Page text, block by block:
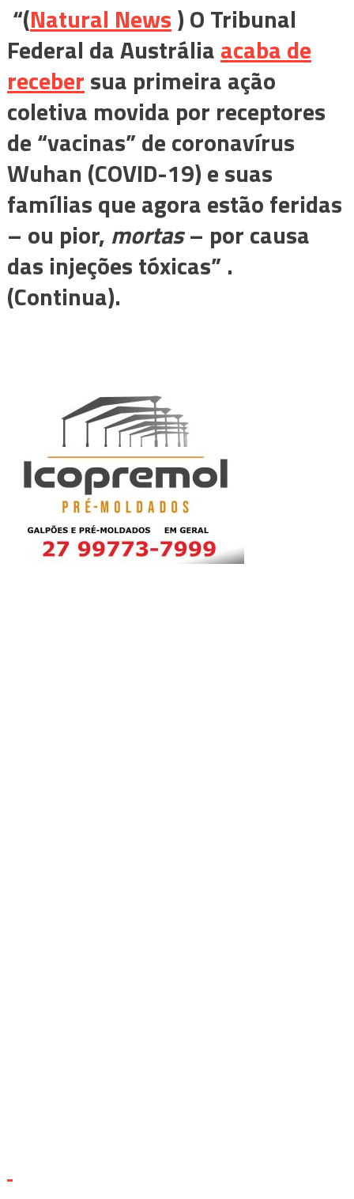
“(Natural News) O Tribunal
Federal da Austráliaacaba de
recebersua primeira ação
coletiva movida por receptores
de “vacinas” de coronavírus
Wuhan (COVID-19) e suas
famílias que agora estão feridas
– ou pior, mortas– por causa
das injeções tóxicas” .
(Continua).